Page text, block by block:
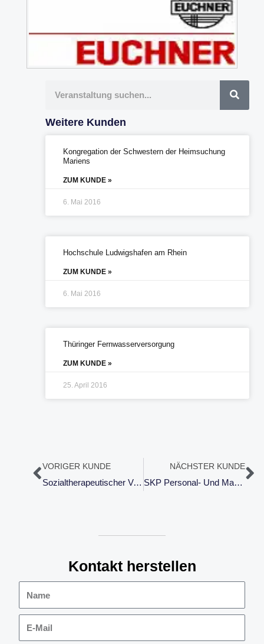
Weitere Kunden
Kongregation der Schwestern der Heimsuchung
Mariens
ZUM KUNDE »
6. Mai 2016
Hochschule Ludwigshafen am Rhein
ZUM KUNDE »
6. Mai 2016
Thüringer Fernwasserversorgung
ZUM KUNDE »
25. April 2016
Zurück
VORIGER KUNDE
Sozialtherapeutischer Verein
NÄCHSTER KUNDE
SKP Personal- Und Managementberatung
Kontakt herstellen
Mail